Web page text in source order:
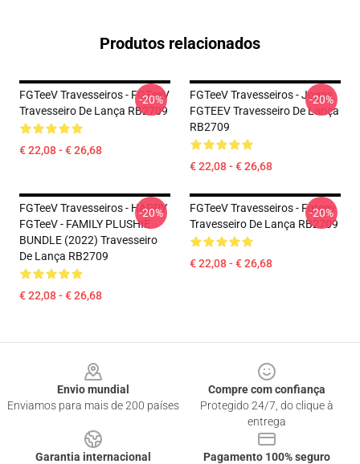
Produtos relacionados
FGTeeV Travesseiros - FGTeeV
Travesseiro De Lança RB2709
€ 22,08 - € 26,68
-20%
FGTeeV Travesseiros - Jogos
FGTEEV Travesseiro De Lança
RB2709
€ 22,08 - € 26,68
-20%
FGTeeV Travesseiros - HAPPY
FGTeeV - FAMILY PLUSHIE
BUNDLE (2022) Travesseiro
De Lança RB2709
€ 22,08 - € 26,68
-20%
FGTeeV Travesseiros - Fgteev
Travesseiro De Lança RB2709
€ 22,08 - € 26,68
-20%
Envio mundial
Enviamos para mais de 200 países
Compre com confiança
Protegido 24/7, do clique à
entrega
Garantia internacional
Pagamento 100% seguro